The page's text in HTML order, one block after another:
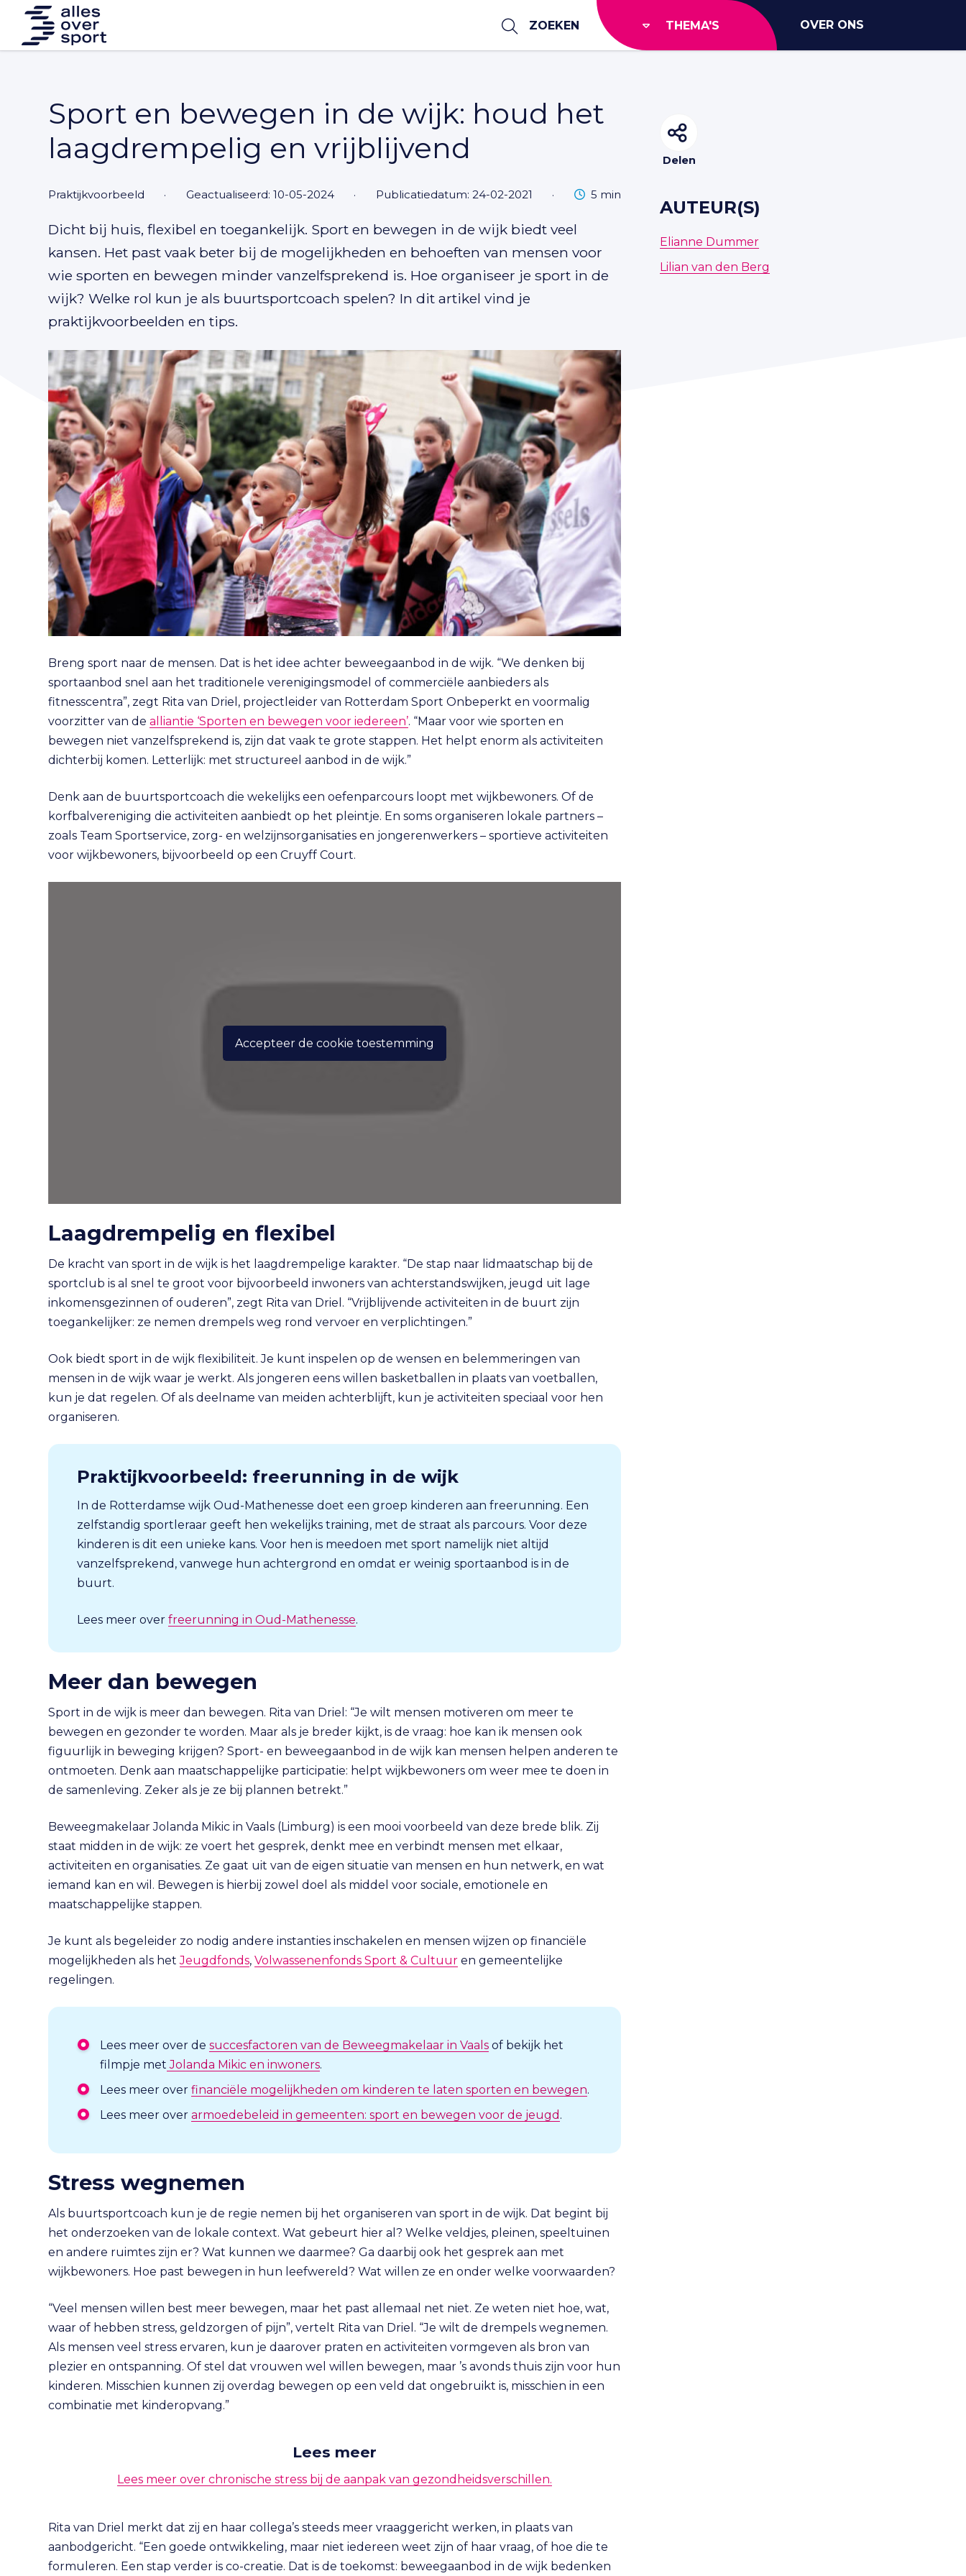
ZOEKEN THEMA'S OVER ONS
Sport en bewegen in de wijk: houd het
laagdrempelig en vrijblijvend
praktijkvoorbeeld · Geactualiseerd: 10-05-2024 · Publicatiedatum: 24-02-2021 · Leestijd
5 min
Dicht bij huis, flexibel en toegankelijk. Sport en bewegen in de wijk biedt veel
kansen. Het past vaak beter bij de mogelijkheden en behoeften van mensen voor
wie sporten en bewegen minder vanzelfsprekend is. Hoe organiseer je sport in de
wijk? Welke rol kun je als buurtsportcoach spelen? In dit artikel vind je
praktijkvoorbeelden en tips.
Breng sport naar de mensen. Dat is het idee achter beweegaanbod in de wijk. “We denken bij
sportaanbod snel aan het traditionele verenigingsmodel of commerciële aanbieders als
fitnesscentra”, zegt Rita van Driel, projectleider van Rotterdam Sport Onbeperkt en voormalig
voorzitter van de alliantie ‘Sporten en bewegen voor iedereen’. “Maar voor wie sporten en
bewegen niet vanzelfsprekend is, zijn dat vaak te grote stappen. Het helpt enorm als activiteiten
dichterbij komen. Letterlijk: met structureel aanbod in de wijk.”
Denk aan de buurtsportcoach die wekelijks een oefenparcours loopt met wijkbewoners. Of de
korfbalvereniging die activiteiten aanbiedt op het pleintje. En soms organiseren lokale partners –
zoals Team Sportservice, zorg- en welzijnsorganisaties en jongerenwerkers – sportieve activiteiten
voor wijkbewoners, bijvoorbeeld op een Cruyff Court.
Accepteer de cookie toestemming
Laagdrempelig en flexibel
De kracht van sport in de wijk is het laagdrempelige karakter. “De stap naar lidmaatschap bij de
sportclub is al snel te groot voor bijvoorbeeld inwoners van achterstandswijken, jeugd uit lage
inkomensgezinnen of ouderen”, zegt Rita van Driel. “Vrijblijvende activiteiten in de buurt zijn
toegankelijker: ze nemen drempels weg rond vervoer en verplichtingen.”
Ook biedt sport in de wijk flexibiliteit. Je kunt inspelen op de wensen en belemmeringen van
mensen in de wijk waar je werkt. Als jongeren eens willen basketballen in plaats van voetballen,
kun je dat regelen. Of als deelname van meiden achterblijft, kun je activiteiten speciaal voor hen
organiseren.
Praktijkvoorbeeld: freerunning in de wijk
In de Rotterdamse wijk Oud-Mathenesse doet een groep kinderen aan freerunning. Een
zelfstandig sportleraar geeft hen wekelijks training, met de straat als parcours. Voor deze
kinderen is dit een unieke kans. Voor hen is meedoen met sport namelijk niet altijd
vanzelfsprekend, vanwege hun achtergrond en omdat er weinig sportaanbod is in de
buurt.
Lees meer over freerunning in Oud-Mathenesse.
Meer dan bewegen
Sport in de wijk is meer dan bewegen. Rita van Driel: “Je wilt mensen motiveren om meer te
bewegen en gezonder te worden. Maar als je breder kijkt, is de vraag: hoe kan ik mensen ook
figuurlijk in beweging krijgen? Sport- en beweegaanbod in de wijk kan mensen helpen anderen te
ontmoeten. Denk aan maatschappelijke participatie: helpt wijkbewoners om weer mee te doen in
de samenleving. Zeker als je ze bij plannen betrekt.”
Beweegmakelaar Jolanda Mikic in Vaals (Limburg) is een mooi voorbeeld van deze brede blik. Zij
staat midden in de wijk: ze voert het gesprek, denkt mee en verbindt mensen met elkaar,
activiteiten en organisaties. Ze gaat uit van de eigen situatie van mensen en hun netwerk, en wat
iemand kan en wil. Bewegen is hierbij zowel doel als middel voor sociale, emotionele en
maatschappelijke stappen.
Je kunt als begeleider zo nodig andere instanties inschakelen en mensen wijzen op financiële
mogelijkheden als hetJeugdfonds, Volwassenenfonds Sport & Cultuur en gemeentelijke
regelingen.
Lees meer over de succesfactoren van de Beweegmakelaar in Vaals of bekijk het
filmpje met Jolanda Mikic en inwoners.
Lees meer over financiële mogelijkheden om kinderen te laten sporten en bewegen.
Lees meer over armoedebeleid in gemeenten: sport en bewegen voor de jeugd .
Stress wegnemen
Als buurtsportcoach kun je de regie nemen bij het organiseren van sport in de wijk. Dat begint bij
het onderzoeken van de lokale context. Wat gebeurt hier al? Welke veldjes, pleinen, speeltuinen
en andere ruimtes zijn er? Wat kunnen we daarmee? Ga daarbij ook het gesprek aan met
wijkbewoners. Hoe past bewegen in hun leefwereld? Wat willen ze en onder welke voorwaarden?
“Veel mensen willen best meer bewegen, maar het past allemaal net niet. Ze weten niet hoe, wat,
waar of hebben stress, geldzorgen of pijn”, vertelt Rita van Driel. “Je wilt de drempels wegnemen.
Als mensen veel stress ervaren, kun je daarover praten en activiteiten vormgeven als bron van
plezier en ontspanning. Of stel dat vrouwen wel willen bewegen, maar ’s avonds thuis zijn voor hun
kinderen. Misschien kunnen zij overdag bewegen op een veld dat ongebruikt is, misschien in een
combinatie met kinderopvang.”
Lees meer
Lees meer over chronische stress bij de aanpak van gezondheidsverschillen.
Rita van Driel merkt dat zij en haar collega’s steeds meer vraaggericht werken, in plaats van
aanbodgericht. “Een goede ontwikkeling, maar niet iedereen weet zijn of haar vraag, of hoe die te
formuleren. Een stap verder is co-creatie. Dat is de toekomst: beweegaanbod in de wijk bedenken
Delen
AUTEUR(S)
Elianne Dummer
Lilian van den Berg